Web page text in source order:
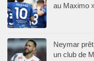
au Maximo
Neymar
un club de